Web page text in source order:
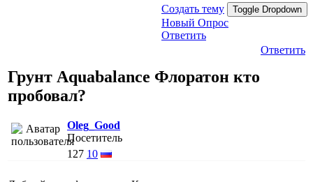
Создать тему
Toggle Dropdown
Новый Опрос
Ответить
Ответить
Грунт Aquabalance Флоратон кто
пробовал?
Oleg_Good
Посетитель
127 10